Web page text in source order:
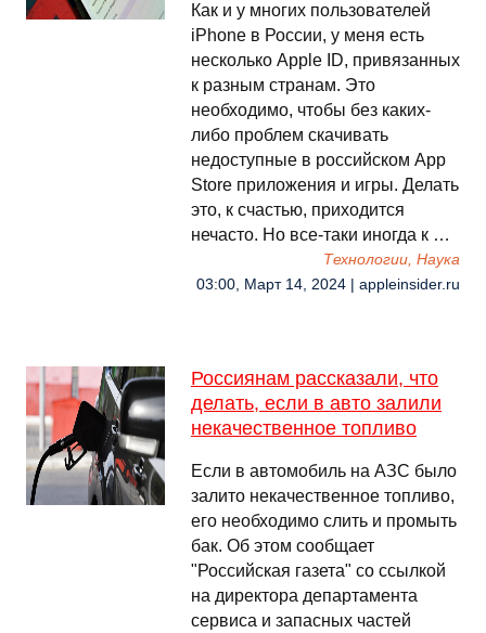
Как и у многих пользователей
iPhone в России, у меня есть
несколько Apple ID, привязанных
к разным странам. Это
необходимо, чтобы без каких-
либо проблем скачивать
недоступные в российском App
Store приложения и игры. Делать
это, к счастью, приходится
нечасто. Но все-таки иногда к …
Технологии, Наука
03:00, Март 14, 2024 | appleinsider.ru
Россиянам рассказали, что
делать, если в авто залили
некачественное топливо
Если в автомобиль на АЗС было
залито некачественное топливо,
его необходимо слить и промыть
бак. Об этом сообщает
"Российская газета" со ссылкой
на директора департамента
сервиса и запасных частей